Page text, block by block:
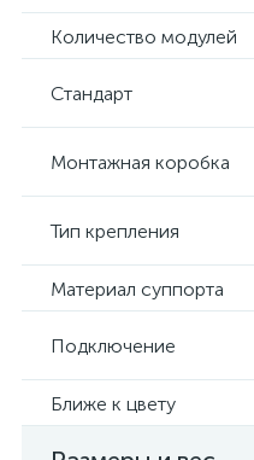
Количество модулей
Стандарт
Монтажная коробка
Тип крепления
Материал суппорта
Подключение
Ближе к цвету